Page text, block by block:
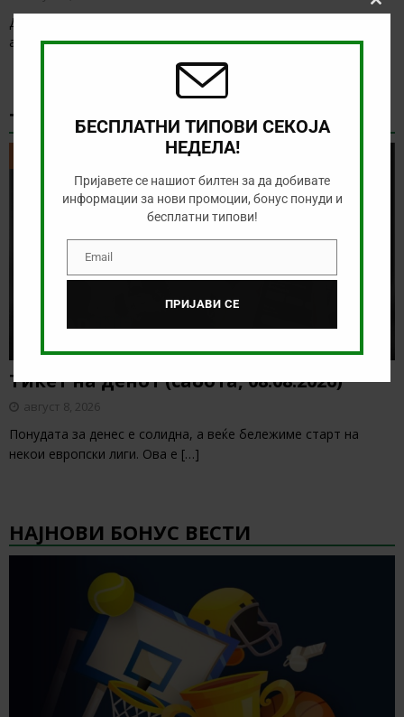
Денес нема голема понуда за обложување, а ние ќе го
анализираме дуелот од бразилското првенство[…]
ТИКЕТ НА ДЕНОТ
Тикет на денот (сабота, 08.08.2026)
август 8, 2026
Понудата за денес е солидна, а веќе бележиме старт на
некои европски лиги. Ова е […]
НАЈНОВИ БОНУС ВЕСТИ
БЕСПЛАТНИ ТИПОВИ СЕКОЈА
НЕДЕЛА!
Пријавете се нашиот билтен за да добивате
информации за нови промоции, бонус понуди и
бесплатни типови!
EmailEmail
ПРИЈАВИ СЕ